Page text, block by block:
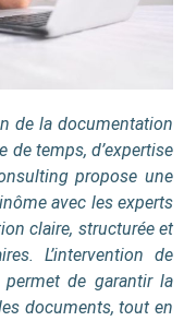
de la documentation
temps, d’expertise
propose une
avec les experts
claire, structurée et
L’intervention de
permet de garantir la
documents, tout en